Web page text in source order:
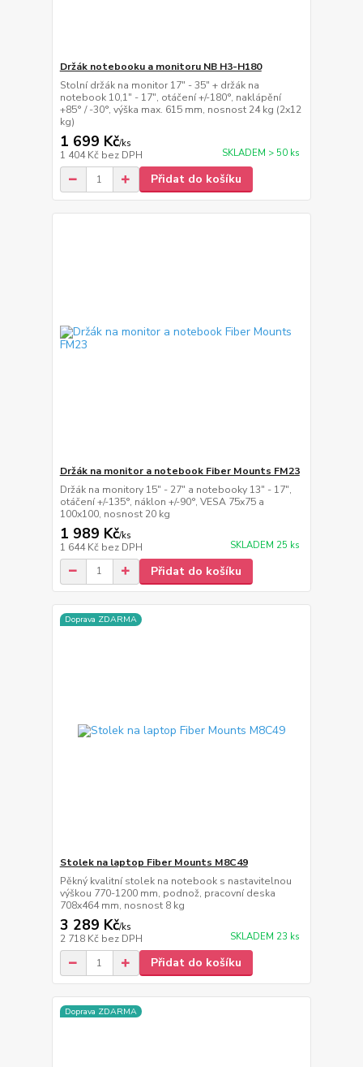
Držák notebooku a monitoru NB H3-H180
Stolní držák na monitor 17" - 35" + držák na
notebook 10,1" - 17", otáčení +/-180°, naklápění
+85° / -30°, výška max. 615 mm, nosnost 24 kg (2x12
kg)
1 699 Kč/ks
1 404 Kč bez DPH SKLADEM > 50 ks
Přidat do košíku
Držák na monitor a notebook Fiber Mounts FM23
Držák na monitory 15" - 27" a notebooky 13" - 17",
otáčení +/-135°, náklon +/-90°, VESA 75x75 a
100x100, nosnost 20 kg
1 989 Kč/ks
1 644 Kč bez DPH SKLADEM 25 ks
Přidat do košíku
Doprava ZDARMA
Stolek na laptop Fiber Mounts M8C49
Pěkný kvalitní stolek na notebook s nastavitelnou
výškou 770-1200 mm, podnož, pracovní deska
708x464 mm, nosnost 8 kg
3 289 Kč/ks
2 718 Kč bez DPH SKLADEM 23 ks
Přidat do košíku
Doprava ZDARMA